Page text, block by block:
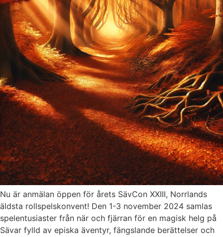
Nu är anmälan öppen för årets SävCon XXIII, Norrlands
äldsta rollspelskonvent! Den 1-3 november 2024 samlas
spelentusiaster från när och fjärran för en magisk helg på
Sävar fylld av episka äventyr, fängslande berättelser och